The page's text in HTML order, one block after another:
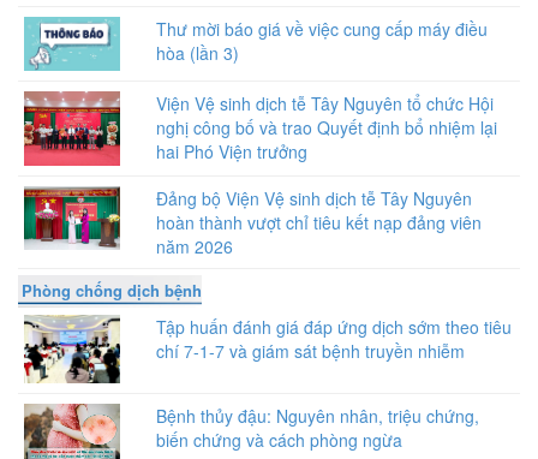
Thư mời báo giá về việc cung cấp máy điều
hòa (lần 3)
Viện Vệ sinh dịch tễ Tây Nguyên tổ chức Hội
nghị công bố và trao Quyết định bổ nhiệm lại
hai Phó Viện trưởng
Đảng bộ Viện Vệ sinh dịch tễ Tây Nguyên
hoàn thành vượt chỉ tiêu kết nạp đảng viên
năm 2026
Phòng chống dịch bệnh
Tập huấn đánh giá đáp ứng dịch sớm theo tiêu
chí 7-1-7 và giám sát bệnh truyền nhiễm
Bệnh thủy đậu: Nguyên nhân, triệu chứng,
biến chứng và cách phòng ngừa